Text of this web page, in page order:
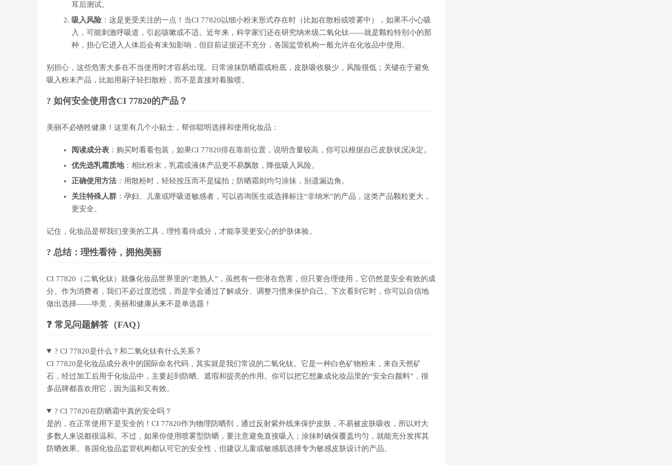
耳后测试。
吸入风险 ：这是更受关注的一点！当CI 77820以细小粉末形式存在时（比如在散粉或喷雾中），如果不小心吸
入，可能刺激呼吸道，引起咳嗽或不适。近年来，科学家们还在研究纳米级二氧化钛——就是颗粒特别小的那
种，担心它进入人体后会有未知影响，但目前证据还不充分，各国监管机构一般允许在化妆品中使用。
别担心，这些危害大多在不当使用时才容易出现。日常涂抹防晒霜或粉底，皮肤吸收极少，风险很低；关键在于避免
吸入粉末产品，比如用刷子轻扫散粉，而不是直接对着脸喷。
? 如何安全使用含CI 77820的产品？
美丽不必牺牲健康！这里有几个小贴士，帮你聪明选择和使用化妆品：
阅读成分表 ：购买时看看包装，如果CI 77820排在靠前位置，说明含量较高，你可以根据自己皮肤状况决定。
优先选乳霜质地：相比粉末，乳霜或液体产品更不易飘散，降低吸入风险。
正确使用方法 ：用散粉时，轻轻按压而不是猛拍；防晒霜则均匀涂抹，别遗漏边角。
关注特殊人群 ：孕妇、儿童或呼吸道敏感者，可以咨询医生或选择标注“非纳米”的产品，这类产品颗粒更大，
更安全。
记住，化妆品是帮我们变美的工具，理性看待成分，才能享受更安心的护肤体验。
? 总结：理性看待，拥抱美丽
CI 77820（二氧化钛）就像化妆品世界里的“老熟人”，虽然有一些潜在危害，但只要合理使用，它仍然是安全有效的成
分。作为消费者，我们不必过度恐慌，而是学会通过了解成分、调整习惯来保护自己。下次看到它时，你可以自信地
做出选择——毕竟，美丽和健康从来不是单选题！
❓ 常见问题解答（FAQ）
? CI 77820是什么？和二氧化钛有什么关系？
CI 77820是化妆品成分表中的国际命名代码，其实就是我们常说的二氧化钛。它是一种白色矿物粉末，来自天然矿
石，经过加工后用于化妆品中，主要起到防晒、遮瑕和提亮的作用。你可以把它想象成化妆品里的“安全白颜料”，很
多品牌都喜欢用它，因为温和又有效。
? CI 77820在防晒霜中真的安全吗？
是的，在正常使用下是安全的！CI 77820作为物理防晒剂，通过反射紫外线来保护皮肤，不易被皮肤吸收，所以对大
多数人来说都很温和。不过，如果你使用喷雾型防晒，要注意避免直接吸入；涂抹时确保覆盖均匀，就能充分发挥其
防晒效果。各国化妆品监管机构都认可它的安全性，但建议儿童或敏感肌选择专为敏感皮肤设计的产品。